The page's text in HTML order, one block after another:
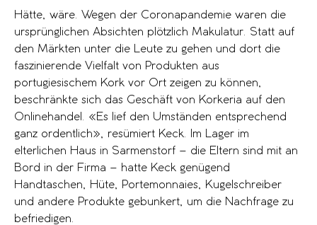
Hätte, wäre. Wegen der Coronapandemie waren die
ursprünglichen Absichten plötzlich Makulatur. Statt auf
den Märkten unter die Leute zu gehen und dort die
faszinierende Vielfalt von Produkten aus
portugiesischem Kork vor Ort zeigen zu können,
beschränkte sich das Geschäft von Korkeria auf den
Onlinehandel. «Es lief den Umständen entsprechend
ganz ordentlich», resümiert Keck. Im Lager im
elterlichen Haus in Sarmenstorf – die Eltern sind mit an
Bord in der Firma – hatte Keck genügend
Handtaschen, Hüte, Portemonnaies, Kugelschreiber
und andere Produkte gebunkert, um die Nachfrage zu
befriedigen.